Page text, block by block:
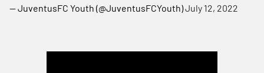
— JuventusFC Youth (@JuventusFCYouth)July 12, 2022